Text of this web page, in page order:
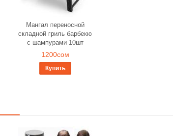
Мангал переносной
складной гриль барбекю
с шампурами 10шт
1200сом
Купить